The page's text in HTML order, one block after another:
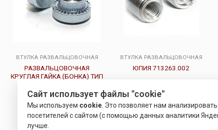
ВТУЛКА РАЗВАЛЬЦОВОЧНАЯ
РАЗВАЛЬЦОВОЧНАЯ
КРУГЛАЯ ГАЙКА (БОНКА) ТИП
Оценка
0
из
5
Р15.00
Подробнее
ВТУЛКА РАЗВАЛЬЦОВОЧНАЯ
ЮПИЯ 713263.002
Оценка
0
из
5
Р22.00
Сайт использует файлы "cookie"
Мы используем cookie . Это позволяет нам
посетителей с сайтом (с помощью данных аналитики
лучше.